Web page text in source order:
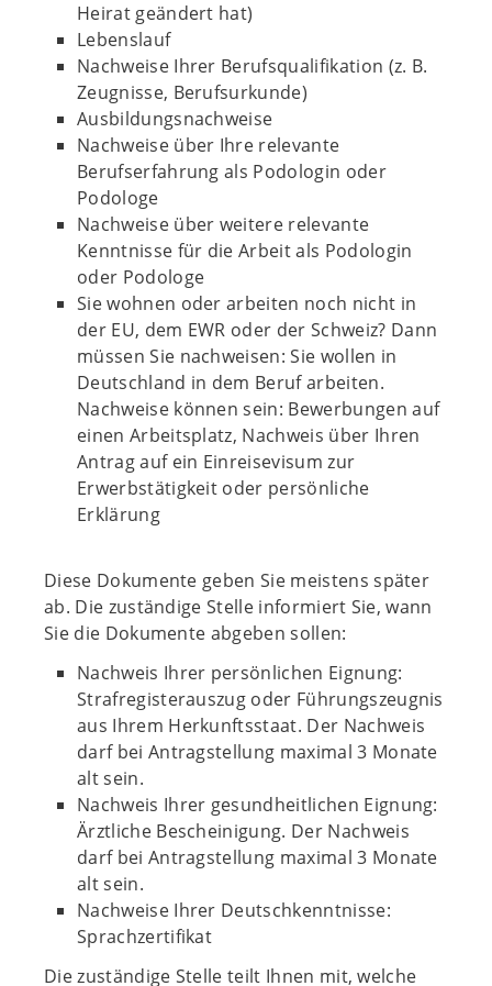
Heirat geändert hat)
Lebenslauf
Nachweise Ihrer Berufsqualifikation (z. B.
Zeugnisse, Berufsurkunde)
Ausbildungsnachweise
Nachweise über Ihre relevante
Berufserfahrung als Podologin oder
Podologe
Nachweise über weitere relevante
Kenntnisse für die Arbeit als Podologin
oder Podologe
Sie wohnen oder arbeiten noch nicht in
der EU, dem EWR oder der Schweiz? Dann
müssen Sie nachweisen: Sie wollen in
Deutschland in dem Beruf arbeiten.
Nachweise können sein: Bewerbungen auf
einen Arbeitsplatz, Nachweis über Ihren
Antrag auf ein Einreisevisum zur
Erwerbstätigkeit oder persönliche
Erklärung
Diese Dokumente geben Sie meistens später
ab. Die zuständige Stelle informiert Sie, wann
Sie die Dokumente abgeben sollen:
Nachweis Ihrer persönlichen Eignung:
Strafregisterauszug oder Führungszeugnis
aus Ihrem Herkunftsstaat. Der Nachweis
darf bei Antragstellung maximal 3 Monate
alt sein.
Nachweis Ihrer gesundheitlichen Eignung:
Ärztliche Bescheinigung. Der Nachweis
darf bei Antragstellung maximal 3 Monate
alt sein.
Nachweise Ihrer Deutschkenntnisse:
Sprachzertifikat
Die zuständige Stelle teilt Ihnen mit, welche